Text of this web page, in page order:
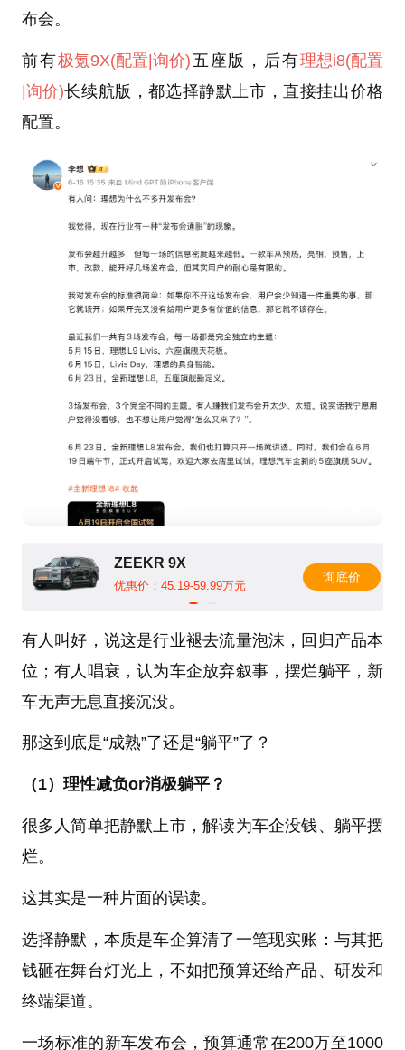
布会。
前有极氪9X(配置 |询价)五座版，后有理想i8(配置
|询价)长续航版，都选择静默上市，直接挂出价格
配置。
ZEEKR 9X
优惠价：45.19-59.99万元
询底价
有人叫好，说这是行业褪去流量泡沫，回归产品本
位；有人唱衰，认为车企放弃叙事，摆烂躺平，新
车无声无息直接沉没。
那这到底是“成熟”了还是“躺平”了？
（1）理性减负or消极躺平？
很多人简单把静默上市，解读为车企没钱、躺平摆
烂。
这其实是一种片面的误读。
选择静默，本质是车企算清了一笔现实账：与其把
钱砸在舞台灯光上，不如把预算还给产品、研发和
终端渠道。
一场标准的新车发布会，预算通常在200万至1000